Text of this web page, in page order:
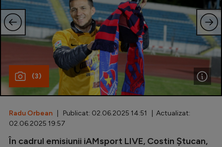
Echipa Națională
U21
Fotbal feminin
Special
Diverse
Inedit
Clasamente
(3)
Radu Orbean | Publicat: 02.06.2025 14:51 | Actualizat:
02.06.2025 19:57
În cadrul emisiunii iAMsport LIVE, Costin Ștucan,